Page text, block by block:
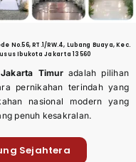
No.56, RT.1/RW.4, Lubang Buaya, Kec.
Ibukota Jakarta 13560
Jakarta Timuradalah pilihan
pernikahan terindah yang
nasional modern yang
penuh kesakralan.
Sejahtera